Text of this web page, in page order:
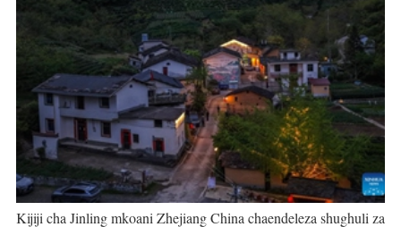
Kijiji cha Jinling mkoani Zhejiang China chaendeleza shughuli za